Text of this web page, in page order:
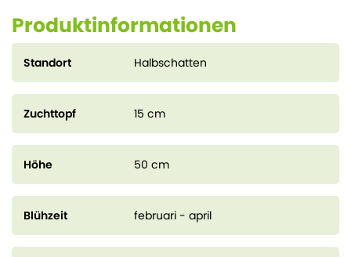
Produktinformationen
Standort Halbschatten
Zuchttopf 15 cm
Höhe 50 cm
Blühzeit februari - april